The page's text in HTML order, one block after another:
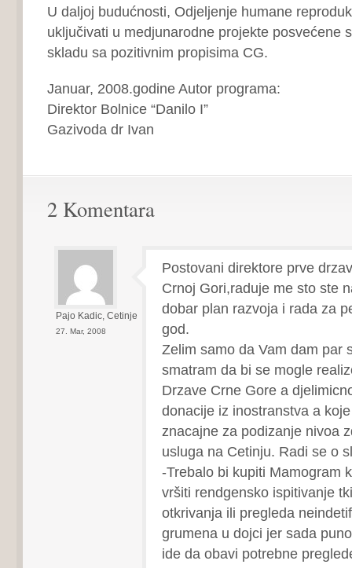
U daljoj budućnosti, Odjeljenje humane
uključivati u medjunarodne projekte posvećene
skladu sa pozitivnim propisima CG.
Januar, 2008.godine Autor programa:
Direktor Bolnice “Danilo I”
Gazivoda dr Ivan
2 Komentara
Pajo Kadic, Cetinje
27. Mar, 2008
Postovani direktore prve
Crnoj Gori,raduje me sto ste
dobar plan razvoja i rada za
god.
Zelim samo da Vam dam par
smatram da bi se mogle
Drzave Crne Gore a
donacije iz inostranstva a
znacajne za podizanje nivoa
usluga na Cetinju. Radi se o
-Trebalo bi kupiti Mamogram
vršiti rendgensko ispitivanje
otkrivanja ili pregleda
grumena u dojci jer sada
ide da obavi potrebne